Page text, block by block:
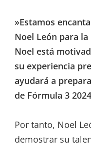
»Estamos
Noel León para
Noel está
su experiencia
ayudará a
de Fórmula 3
Por tanto, Noel
demostrar su